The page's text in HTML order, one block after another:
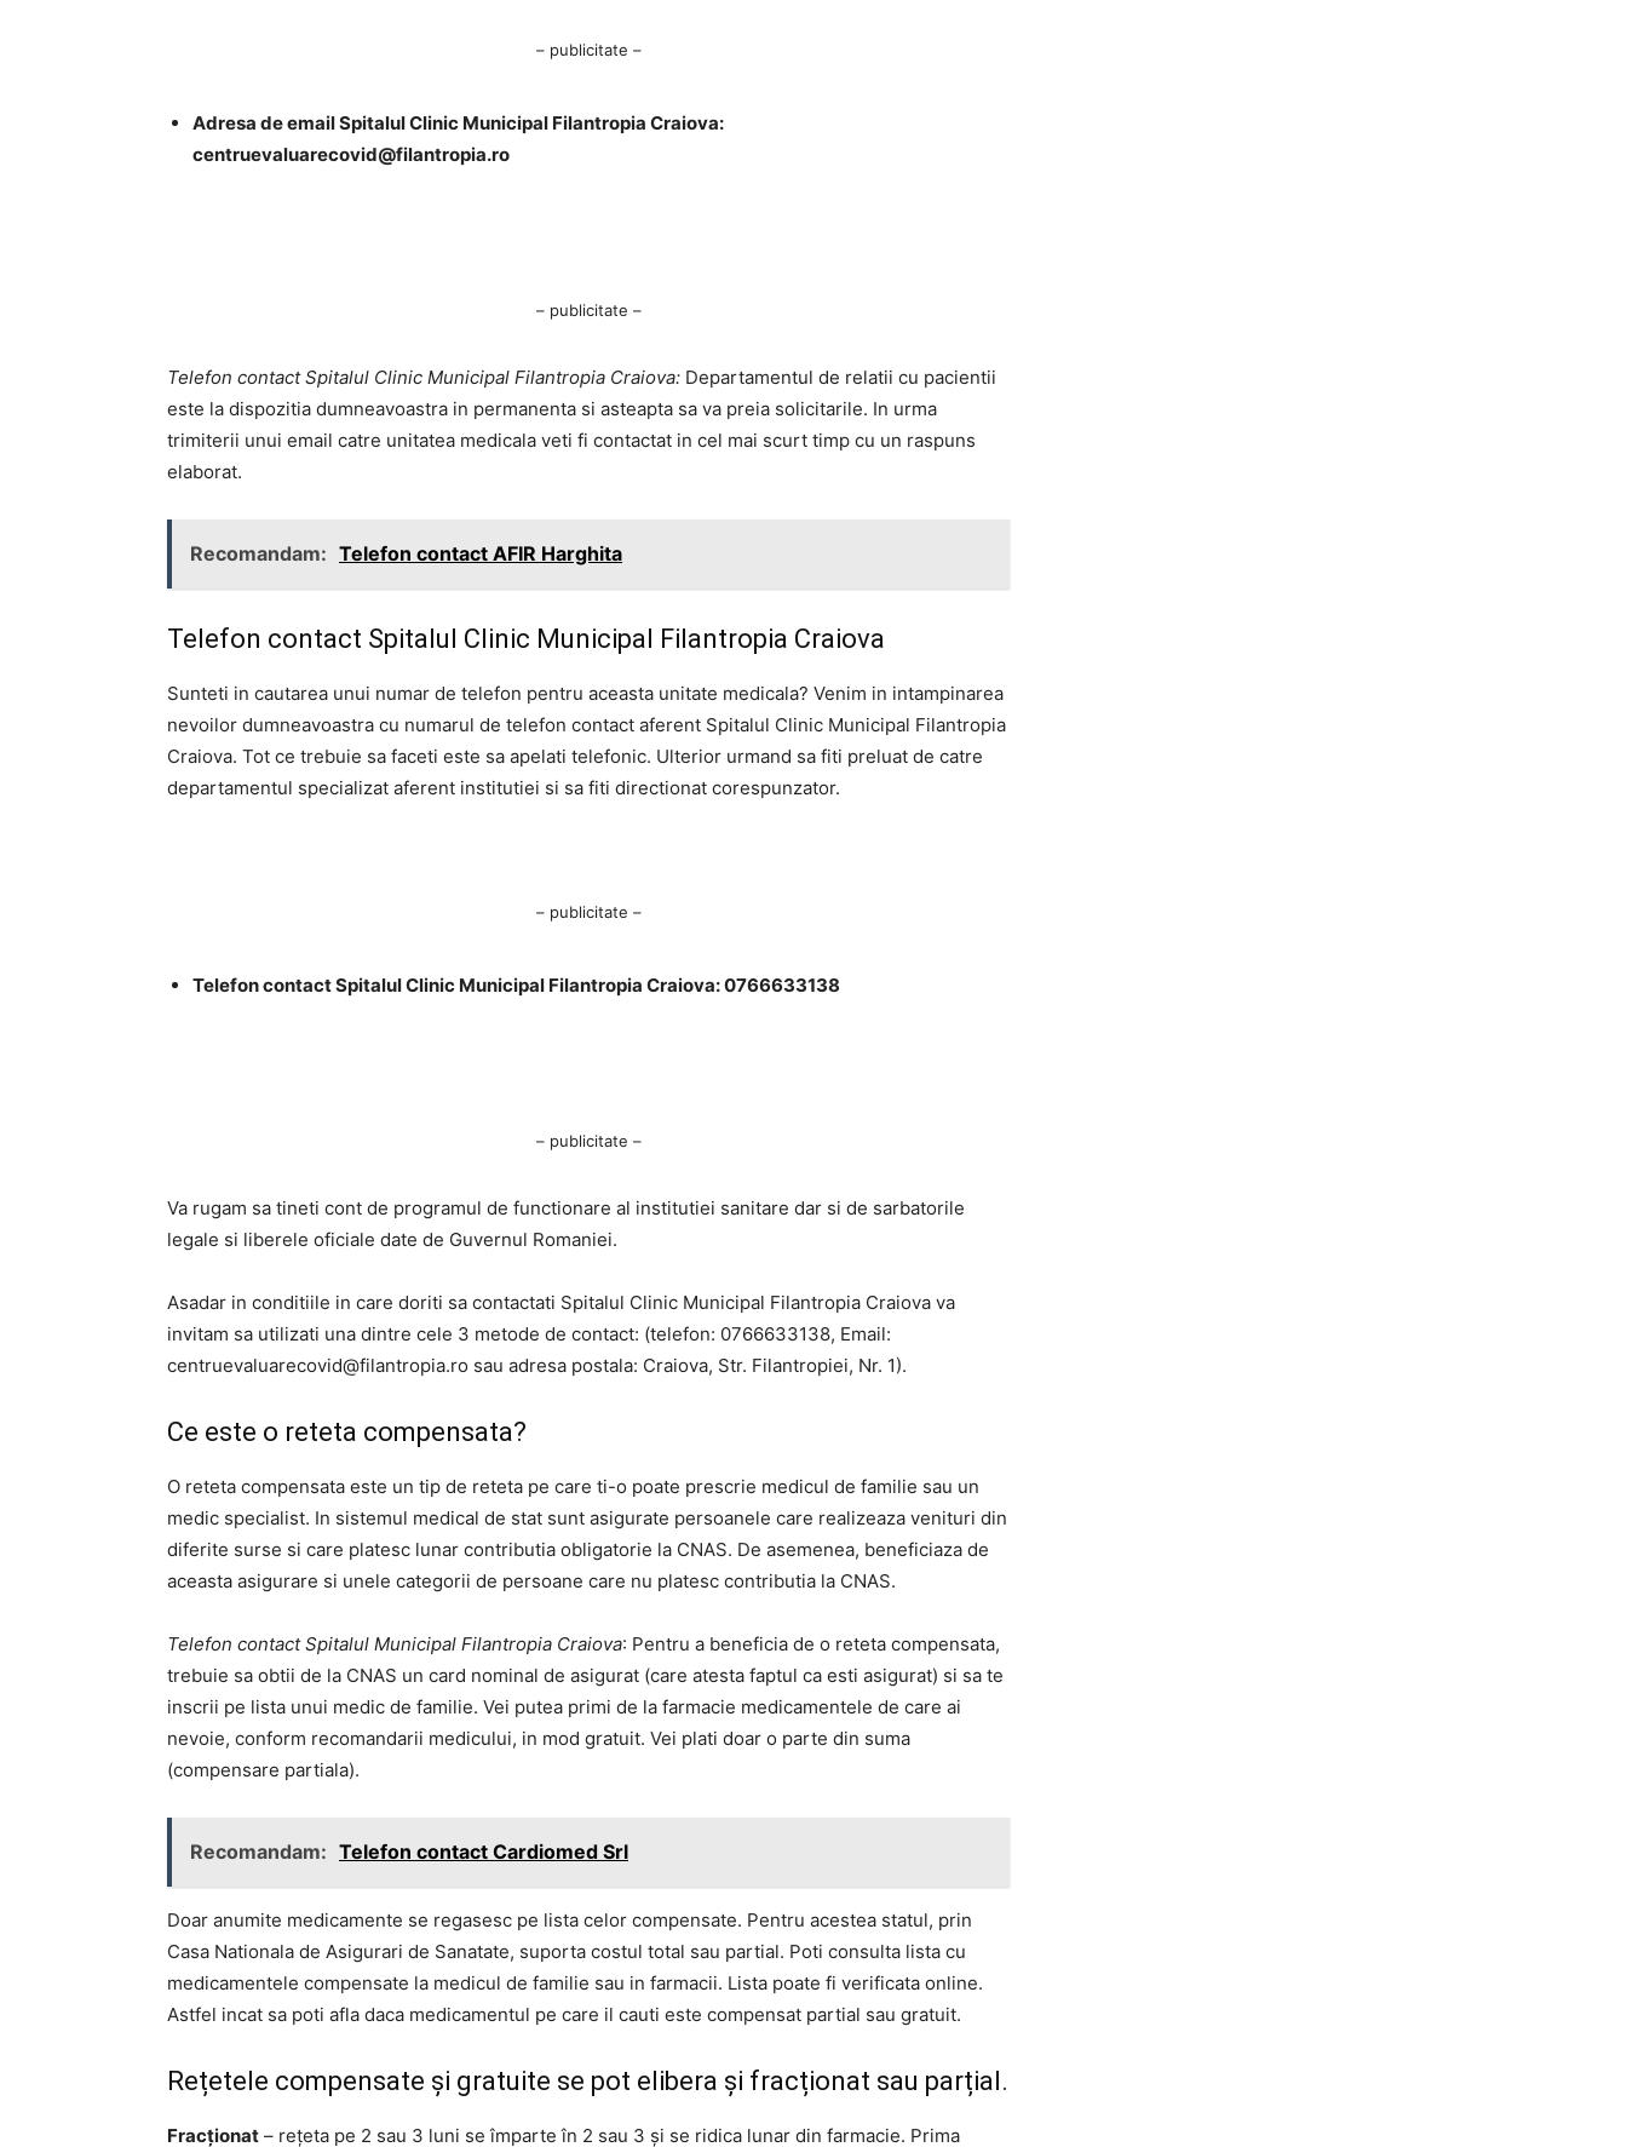
– publicitate –
Adresa de email Spitalul Clinic Municipal Filantropia Craiova:
centruevaluarecovid@filantropia.ro
– publicitate –
Telefon contact Spitalul Clinic Municipal Filantropia Craiova: Departamentul de relatii cu pacientii
este la dispozitia dumneavoastra in permanenta si asteapta sa va preia solicitarile. In urma
trimiterii unui email catre unitatea medicala veti fi contactat in cel mai scurt timp cu un raspuns
elaborat.
Recomandam: Telefon contact AFIR Harghita
Telefon contact Spitalul Clinic Municipal Filantropia Craiova
Sunteti in cautarea unui numar de telefon pentru aceasta unitate medicala? Venim in intampinarea
nevoilor dumneavoastra cu numarul de telefon contact aferent Spitalul Clinic Municipal Filantropia
Craiova. Tot ce trebuie sa faceti este sa apelati telefonic. Ulterior urmand sa fiti preluat de catre
departamentul specializat aferent institutiei si sa fiti directionat corespunzator.
– publicitate –
Telefon contact Spitalul Clinic Municipal Filantropia Craiova: 0766633138
– publicitate –
Va rugam sa tineti cont de programul de functionare al institutiei sanitare dar si de sarbatorile
legale si liberele oficiale date de Guvernul Romaniei.
Asadar in conditiile in care doriti sa contactati Spitalul Clinic Municipal Filantropia Craiova va
invitam sa utilizati una dintre cele 3 metode de contact: (telefon: 0766633138, Email:
centruevaluarecovid@filantropia.ro sau adresa postala: Craiova, Str. Filantropiei, Nr. 1).
Ce este o reteta compensata?
O reteta compensata este un tip de reteta pe care ti-o poate prescrie medicul de familie sau un
medic specialist. In sistemul medical de stat sunt asigurate persoanele care realizeaza venituri din
diferite surse si care platesc lunar contributia obligatorie la CNAS. De asemenea, beneficiaza de
aceasta asigurare si unele categorii de persoane care nu platesc contributia la CNAS.
Telefon contact Spitalul Municipal Filantropia Craiova: Pentru a beneficia de o reteta compensata,
trebuie sa obtii de la CNAS un card nominal de asigurat (care atesta faptul ca esti asigurat) si sa te
inscrii pe lista unui medic de familie. Vei putea primi de la farmacie medicamentele de care ai
nevoie, conform recomandarii medicului, in mod gratuit. Vei plati doar o parte din suma
(compensare partiala).
Recomandam: Telefon contact Cardiomed Srl
Doar anumite medicamente se regasesc pe lista celor compensate. Pentru acestea statul, prin
Casa Nationala de Asigurari de Sanatate, suporta costul total sau partial. Poti consulta lista cu
medicamentele compensate la medicul de familie sau in farmacii. Lista poate fi verificata online.
Astfel incat sa poti afla daca medicamentul pe care il cauti este compensat partial sau gratuit.
Rețetele compensate și gratuite se pot elibera și fracționat sau parțial.
Fracționat – rețeta pe 2 sau 3 luni se împarte în 2 sau 3 și se ridica lunar din farmacie. Prima